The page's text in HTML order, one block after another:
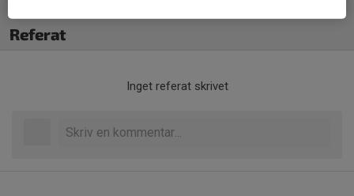
Referat
Inget referat skrivet